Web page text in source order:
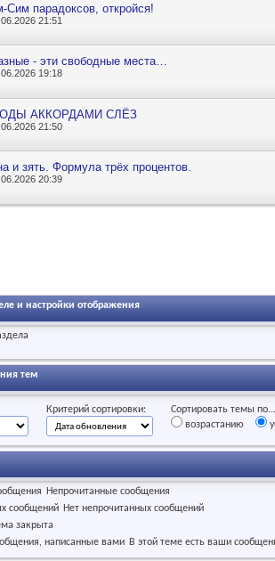
парадоксов, откройся!
21:51
- эти свободные места…
19:18
АККОРДАМИ СЛЁЗ
21:50
и зять. Формула трёх процентов.
20:39
и настройки отображения
тем
Критерий сортировки:
Сортировать темы по...
возрастанию
Непрочитанные сообщения
Нет непрочитанных сообщений
закрыта
В этой теме есть ваши